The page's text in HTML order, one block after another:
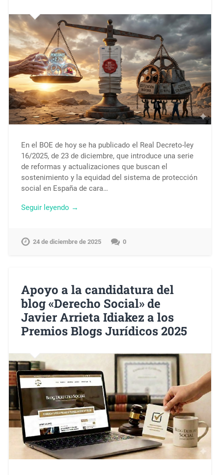
En el BOE de hoy se ha publicado el Real Decreto-ley
16/2025, de 23 de diciembre, que introduce una serie
de reformas y actualizaciones que buscan el
sostenimiento y la equidad del sistema de protección
social en España de cara…
Seguir leyendo →
24 de diciembre de 2025 0
Apoyo a la candidatura del
blog «Derecho Social» de
Javier Arrieta Idiakez a los
Premios Blogs Jurídicos 2025